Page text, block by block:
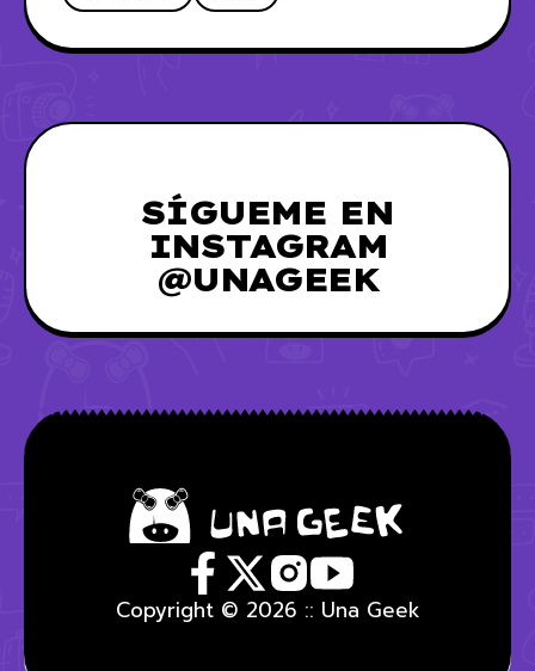
SÍGUEME EN
INSTAGRAM
@UNAGEEK
Copyright © 2026 :: Una Geek